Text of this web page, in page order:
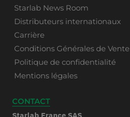
Starlab News Room
Distributeurs internationaux
Carrière
Conditions Générales de Vente
Politique de confidentialité
Mentions légales
CONTACT